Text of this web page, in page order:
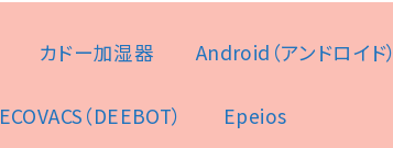
カドー加湿器 Android（アンドロイド）
ECOVACS（DEEBOT） Epeios